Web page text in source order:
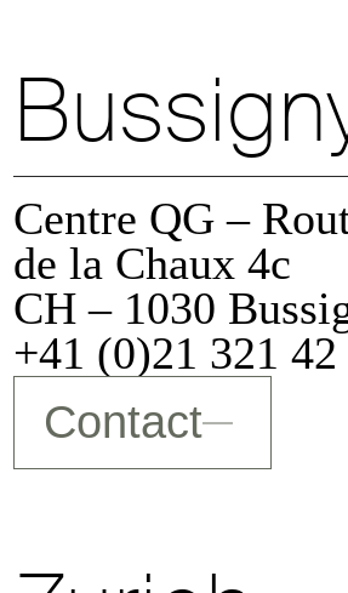
Centre QG –
de la Chaux 4c
CH – 1030
+41 (0)21 321 42
Contact